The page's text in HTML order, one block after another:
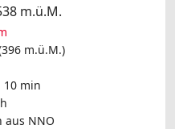
m.ü.M.
m.ü.M.)
10 min
aus NNO